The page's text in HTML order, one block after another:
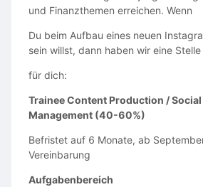
und Finanzthemen erreichen. Wenn
Du beim Aufbau eines neuen
sein willst, dann haben wir eine Stelle
für dich:
Trainee Content Production /
Management (40-60%)
Befristet auf 6 Monate, ab
Vereinbarung
Aufgabenbereich